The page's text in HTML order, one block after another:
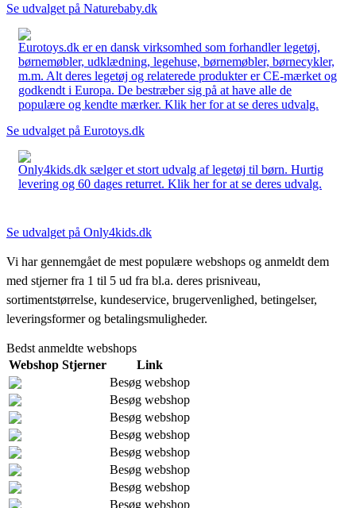
Se udvalget på Naturebaby.dk
Eurotoys.dk er en dansk virksomhed som forhandler legetøj,
børnemøbler, udklædning, legehuse, børnemøbler, børnecykler,
m.m. Alt deres legetøj og relaterede produkter er CE-mærket og
godkendt i Europa. De bestræber sig på at have alle de
populære og kendte mærker. Klik her for at se deres udvalg.
Se udvalget på Eurotoys.dk
Only4kids.dk sælger et stort udvalg af legetøj til børn. Hurtig
levering og 60 dages returret. Klik her for at se deres udvalg.
Se udvalget på Only4kids.dk
Vi har gennemgået de mest populære webshops og anmeldt dem
med stjerner fra 1 til 5 ud fra bl.a. deres prisniveau,
sortimentstørrelse, kundeservice, brugervenlighed, betingelser,
leveringsformer og betalingsmuligheder.
Bedst anmeldte webshops
Webshop Stjerner
Link
Besøg webshop
Besøg webshop
Besøg webshop
Besøg webshop
Besøg webshop
Besøg webshop
Besøg webshop
Besøg webshop